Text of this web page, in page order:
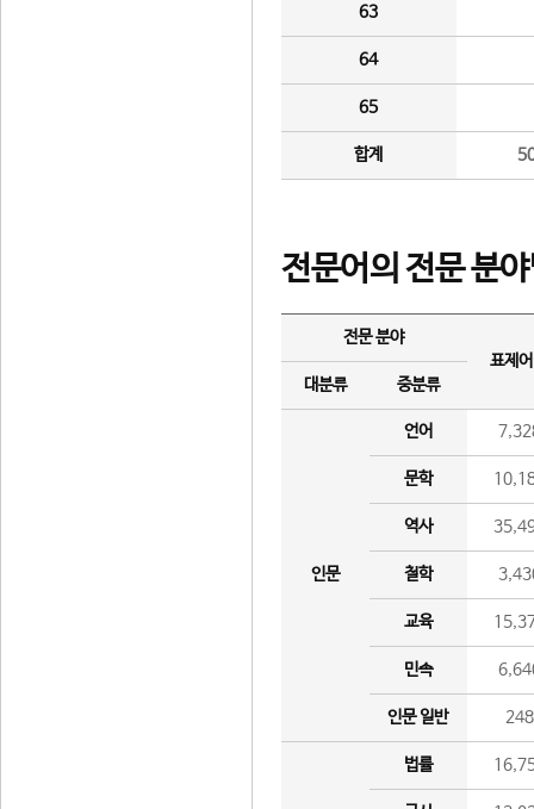
63
64
65
합계
전문어의 전문 분
전문 분야
표제
대분류
중분류
인문
언어
문학
역사
철학
교육
민속
인문 일반 248
법률